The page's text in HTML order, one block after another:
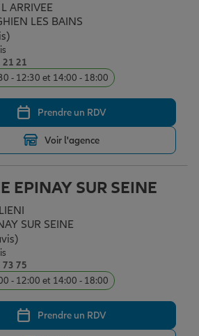
ARRIVEE
LES BAINS
5
21 21
- 12:30 et 14:00 - 18:00
Prendre un RDV
Voir l'agence
EPINAY SUR SEINE
SUR SEINE
sur 5
73 75
- 12:00 et 14:00 - 18:00
Prendre un RDV